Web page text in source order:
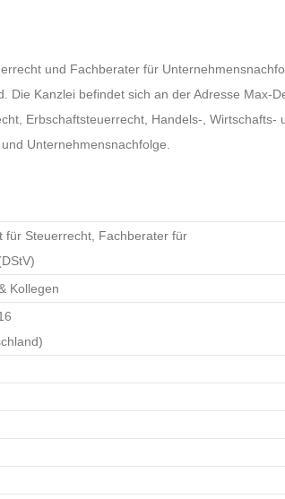
und Fachberater für
Die Kanzlei befindet sich an der Adresse Max-
Erbschaftsteuerrecht, Handels-, Wirtschafts-
Unternehmensnachfolge.
für Steuerrecht, Fachberater für
Kollegen